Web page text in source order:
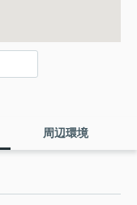
周辺環境